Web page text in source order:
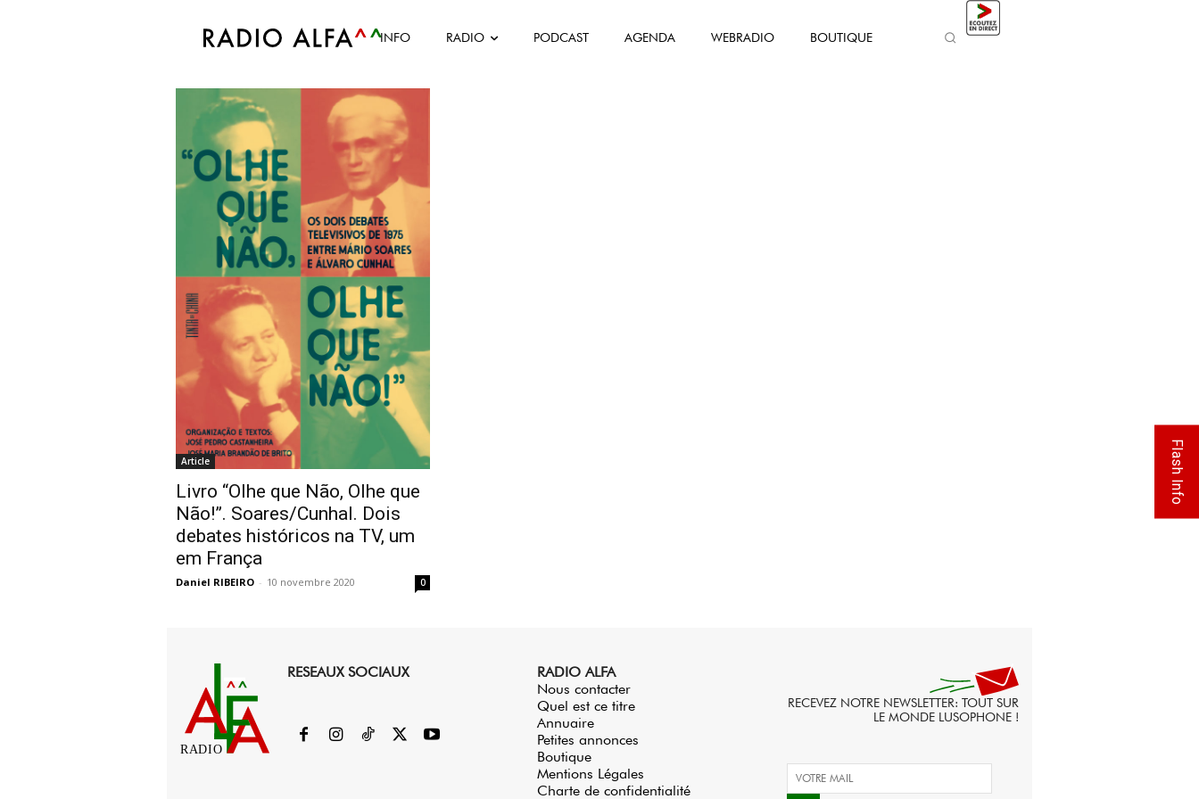
INFO RADIO PODCAST AGENDA WEBRADIO BOUTIQUE
Accueil Tags José Pedro Castanheira
Tag: José Pedro Castanheira
Article
Livro “Olhe que Não, Olhe que
Não!”. Soares/Cunhal. Dois
debates históricos na TV, um
em França
Daniel RIBEIRO - 10 novembre 2020 0
RADIO
RESEAUX SOCIAUX
RADIO ALFA
Nous contacter
Quel est ce titre
Annuaire
Petites annonces
Boutique
Mentions Légales
Charte de confidentialité
RECEVEZ NOTRE NEWSLETTER: TOUT SUR
LE MONDE LUSOPHONE !
Flash Info